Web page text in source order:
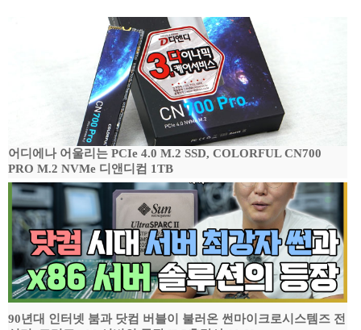
어디에나 어울리는 PCIe 4.0 M.2 SSD, COLORFUL CN700
PRO M.2 NVMe 디앤디컴 1TB
90년대 인터넷 붐과 닷컴 버블이 불러온 썬마이크로시스템즈 전